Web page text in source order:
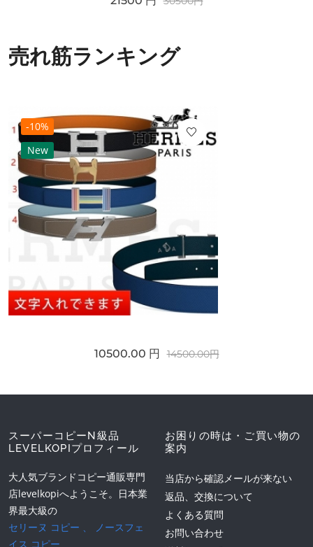
売れ筋ランキング
-10%
New
10500.00 円 14500.00円
スーパーコピーN級品
LEVELKOPIプロフィール
大人気ブランドコピー通販専門
店levelkopiへようこそ。日本業
界最大級の
セリーヌ コピー 、
ノースフェ
イス コピー
お困りの時は・ご買い物の
案内
当店から確認メールが来ない
返品、交換について
よくある質問
お問い合わせ